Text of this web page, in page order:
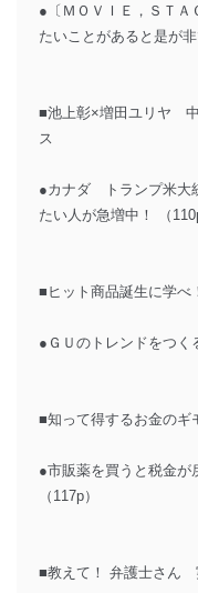
●〔ＭＯＶＩＥ，ＳＴ
たいことがあると是が
■池上彰×増田ユリヤ
ス
●カナダ トランプ米大
たい人が急増中！ （
■ヒット商品誕生に学べ
●ＧＵのトレンドをつく
■知って得するお金のギ
●市販薬を買うと税金が
（117p）
■教えて！ 弁護士さん